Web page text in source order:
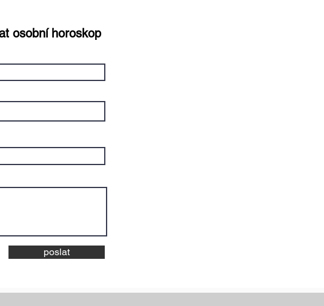
osobní horoskop
poslat